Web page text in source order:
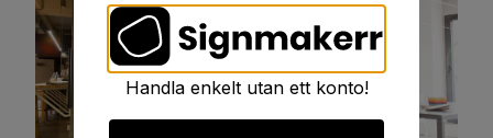
Handla enkelt utan ett konto!